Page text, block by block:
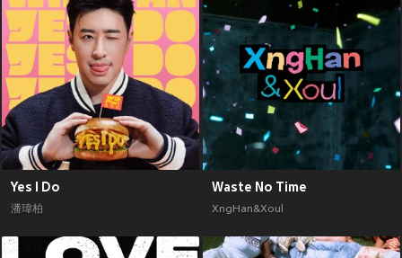
Yes I Do
潘瑋柏
Waste No Time
XngHan&Xoul